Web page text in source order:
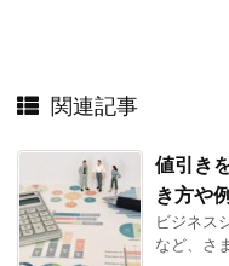
関連記事
値引き
き方や
ビジネス
など、さ